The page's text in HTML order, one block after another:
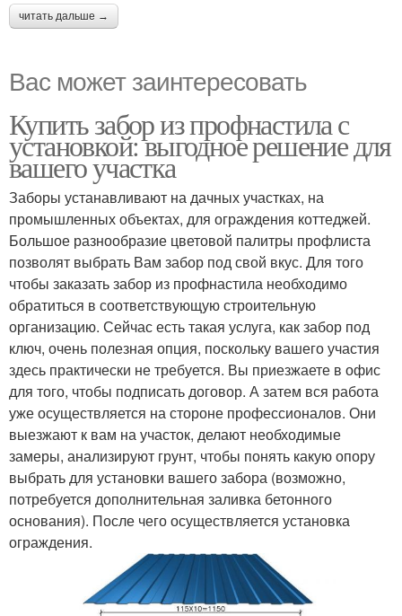
читать дальше →
Вас может заинтересовать
Купить забор из профнастила с
установкой: выгодное решение для
вашего участка
Заборы устанавливают на дачных участках, на
промышленных объектах, для ограждения коттеджей.
Большое разнообразие цветовой палитры профлиста
позволят выбрать Вам забор под свой вкус. Для того
чтобы заказать забор из профнастила необходимо
обратиться в соответствующую строительную
организацию. Сейчас есть такая услуга, как забор под
ключ, очень полезная опция, поскольку вашего участия
здесь практически не требуется. Вы приезжаете в офис
для того, чтобы подписать договор. А затем вся работа
уже осуществляется на стороне профессионалов. Они
выезжают к вам на участок, делают необходимые
замеры, анализируют грунт, чтобы понять какую опору
выбрать для установки вашего забора (возможно,
потребуется дополнительная заливка бетонного
основания). После чего осуществляется установка
ограждения.